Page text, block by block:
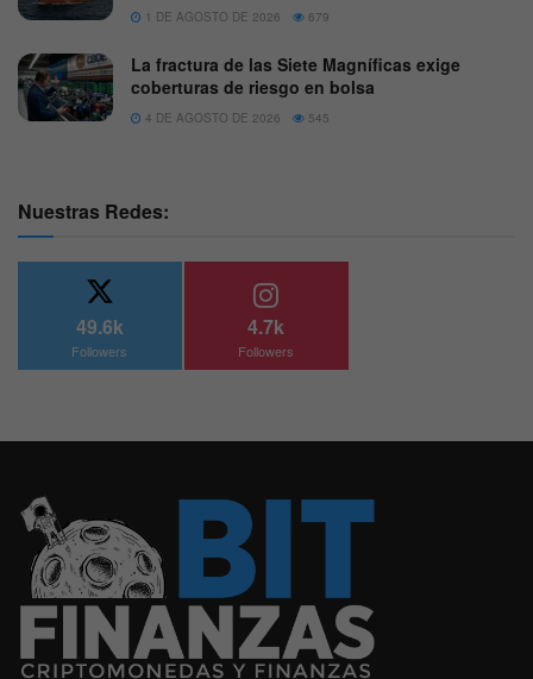
1 DE AGOSTO DE 2026 679
La fractura de las Siete Magníficas exige
coberturas de riesgo en bolsa
4 DE AGOSTO DE 2026 545
Nuestras Redes:
49.6k
Followers
4.7k
Followers